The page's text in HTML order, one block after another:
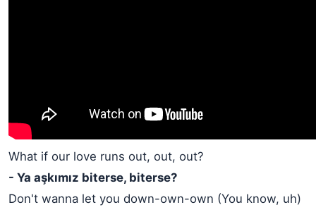
What if our love runs out, out, out?
- Ya aşkımız biterse, biterse?
Don't wanna let you down-own-own (You know, uh)